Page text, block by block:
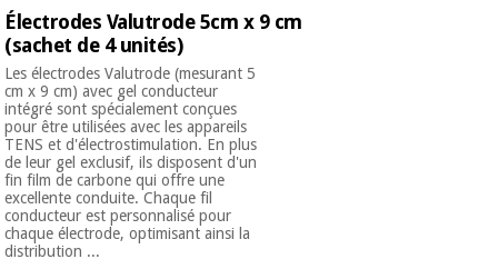
Électrodes Valutrode 5cm x 9 cm
(sachet de 4 unités)
Les électrodes Valutrode (mesurant 5
cm x 9 cm) avec gel conducteur
intégré sont spécialement conçues
pour être utilisées avec les appareils
TENS et d'électrostimulation. En plus
de leur gel exclusif, ils disposent d'un
fin film de carbone qui offre une
excellente conduite. Chaque fil
conducteur est personnalisé pour
chaque électrode, optimisant ainsi la
distribution ...